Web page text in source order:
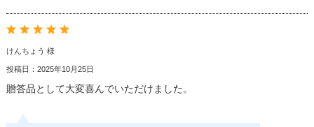
けんちょう 様
投稿日：2025年10月25日
贈答品として大変喜んでいただけました。